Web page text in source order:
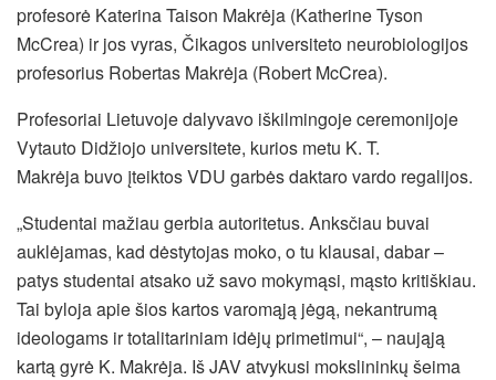
profesorė Katerina Taison Makrėja (Katherine Tyson
McCrea) ir jos vyras, Čikagos universiteto neurobiologijos
profesorius Robertas Makrėja (Robert McCrea).
Profesoriai Lietuvoje dalyvavo iškilmingoje ceremonijoje
Vytauto Didžiojo universitete, kurios metu K. T.
Makrėja buvo įteiktos VDU garbės daktaro vardo regalijos.
„Studentai mažiau gerbia autoritetus. Anksčiau buvai
auklėjamas, kad dėstytojas moko, o tu klausai, dabar –
patys studentai atsako už savo mokymąsi, mąsto kritiškiau.
Tai byloja apie šios kartos varomąją jėgą, nekantrumą
ideologams ir totalitariniam idėjų primetimui“, – naująją
kartą gyrė K. Makrėja. Iš JAV atvykusi mokslininkų šeima